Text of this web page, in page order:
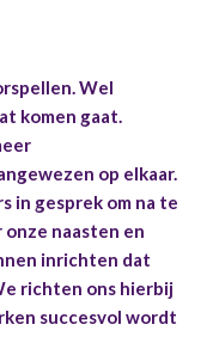
Wel
komen gaat.
op elkaar.
in gesprek om na te
naasten en
inrichten dat
richten ons hierbij
succesvol wordt